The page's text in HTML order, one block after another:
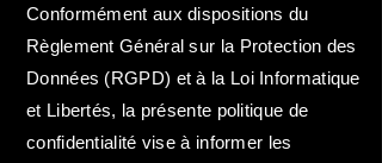
Conformément aux dispositions du
Règlement Général sur la Protection des
Données (RGPD) et à la Loi Informatique
et Libertés, la présente politique de
confidentialité vise à informer les